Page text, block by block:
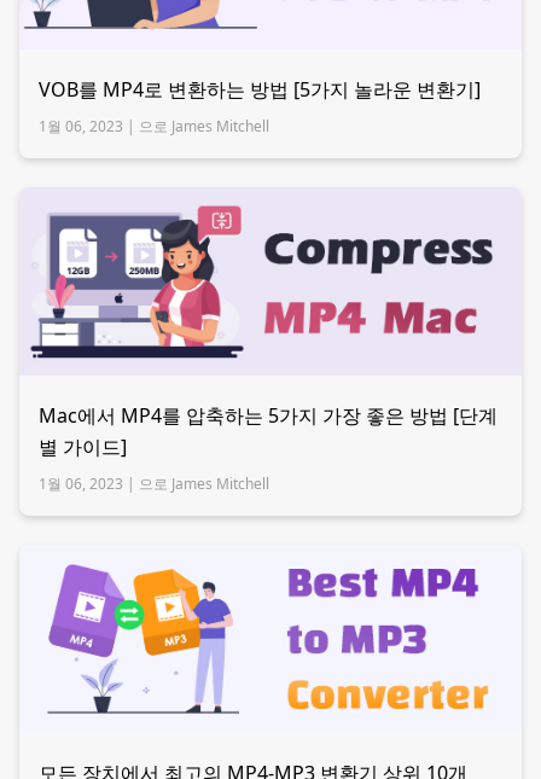
VOB를 MP4로 변환하는 방법 [5가지 놀라운 변환기]
1월 06, 2023 | 으로 James Mitchell
Mac에서 MP4를 압축하는 5가지 가장 좋은 방법 [단계
별 가이드]
1월 06, 2023 | 으로 James Mitchell
모든 장치에서 최고의 MP4-MP3 변환기 상위 10개